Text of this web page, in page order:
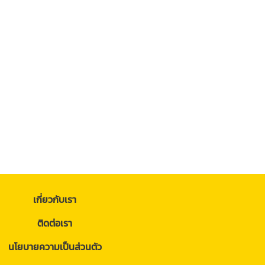
เกี่ยวกับเรา
ติดต่อเรา
นโยบายความเป็นส่วนตัว